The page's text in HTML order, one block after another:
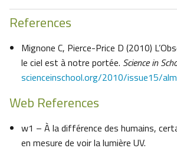
References
Mignone C, Pierce-Price D (2010)
le ciel est à notre portée. Science in
scienceinschool.org/2010/issue15/
Web References
w1 – À la différence des humains,
en mesure de voir la lumière UV.